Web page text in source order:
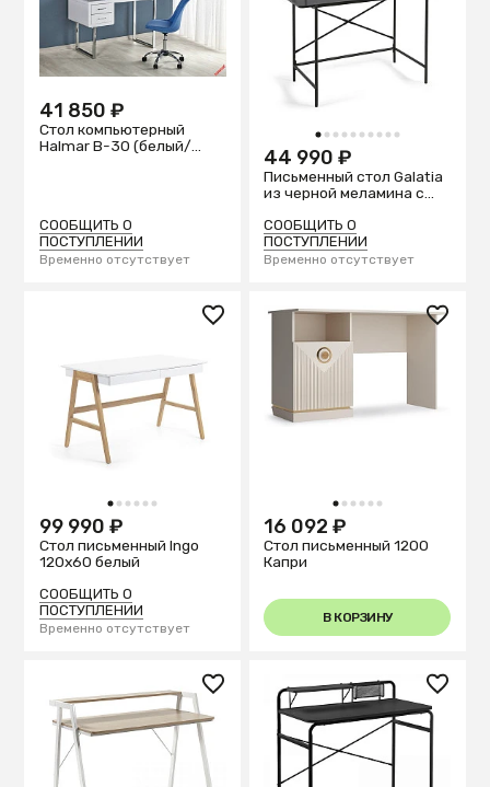
41 850 ₽
Стол компьютерный
Halmar B-30 (белый/
СООБЩИТЬ О
ПОСТУПЛЕНИИ
Временно отсутствует
1 2 3 4 5 6 7 8 9 10
44 990 ₽
Письменный стол Galatia
из черной меламина с
ножками в черной
отделке 120 x 60 см
СООБЩИТЬ О
ПОСТУПЛЕНИИ
Временно отсутствует
1 2 3 4 5 6
99 990 ₽
Стол письменный Ingo
120x60 белый
СООБЩИТЬ О
ПОСТУПЛЕНИИ
Временно отсутствует
1 2 3 4 5 6
16 092 ₽
Стол письменный 1200
Капри
В КОРЗИНУ